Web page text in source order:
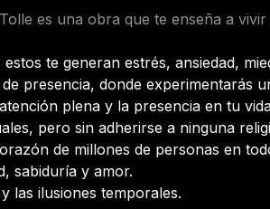
es una obra que te enseña a
te generan estrés, ansiedad,
presencia, donde experimentarás
plena y la presencia en tu
pero sin adherirse a ninguna
de millones de personas en
sabiduría y amor.
las ilusiones temporales.